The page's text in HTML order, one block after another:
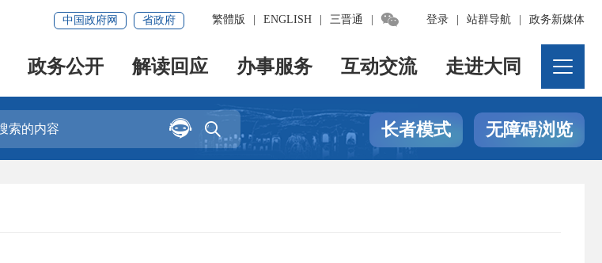
登录 站群导航 政务新媒体
繁體版 ENGLISH 三晋通 
中国政府网 省政府
政务公开 解读回应 办事服务 互动交流 走进大同

 长者模式 无障碍浏览